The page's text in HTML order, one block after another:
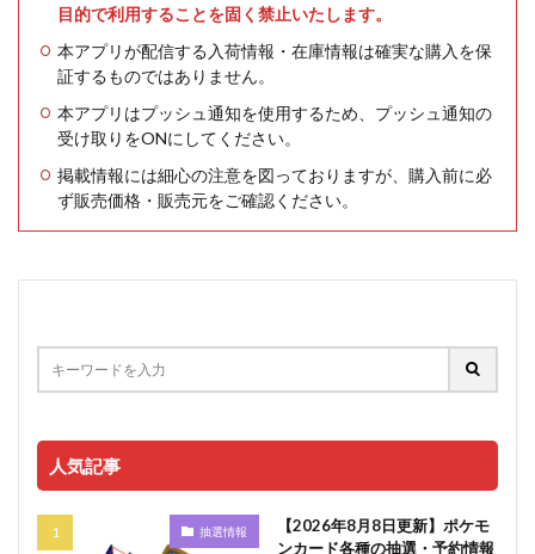
目的で利用することを固く禁止いたします。
本アプリが配信する入荷情報・在庫情報は確実な購入を保
証するものではありません。
本アプリはプッシュ通知を使用するため、プッシュ通知の
受け取りをONにしてください。
掲載情報には細心の注意を図っておりますが、購入前に必
ず販売価格・販売元をご確認ください。
人気記事
抽選情報
【2026年8月8日更新】ポケモ
ンカード各種の抽選・予約情報